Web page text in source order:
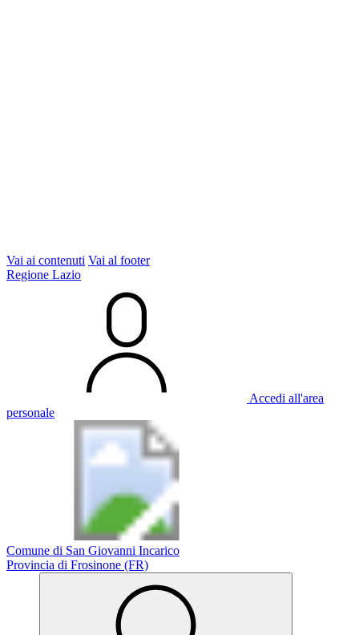
Vai ai contenuti Vai al footer
Regione Lazio
Accedi all'area
personale
Comune di San Giovanni Incarico
Provincia di Frosinone (FR)